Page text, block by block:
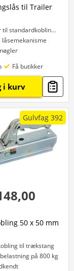
til Trailer
Passer til standardkoblinger
låsemekanisme
Få butikker
i kurv
Gulvfag 392
50 x 50 mm
til trækstang
på 800 kg